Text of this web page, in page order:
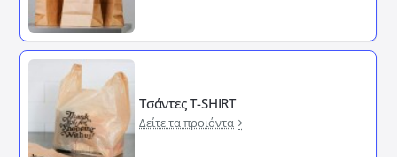
Τσάντες T-SHIRT
Δείτε τα προιόντα